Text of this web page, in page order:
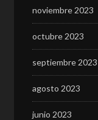
noviembre 2023
octubre 2023
septiembre 2023
agosto 2023
junio 2023